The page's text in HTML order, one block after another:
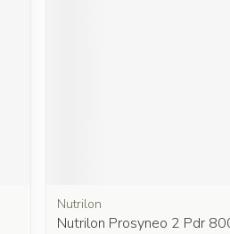
Nutrilon
Nutrilon Prosyneo 2 Pdr